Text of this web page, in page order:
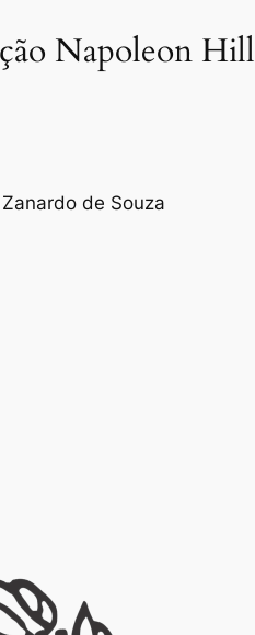
Napoleon Hill
de Souza